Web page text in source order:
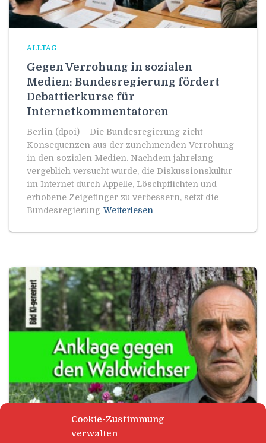
Cookie-Zustimmung
verwalten
ALLTAG
Gegen Verrohung in sozialen
Medien: Bundesregierung fördert
Debattierkurse für
Internetkommentatoren
Berlin (dpoi) – Die Bundesregierung zieht
Konsequenzen aus der zunehmenden Verrohung
in den sozialen Medien. Nachdem jahrelang
vergeblich versucht wurde, die Diskussionskultur
im Internet durch Appelle, Löschpflichten und
erhobene Zeigefinger zu verbessern, setzt die
Bundesregierung Weiterlesen